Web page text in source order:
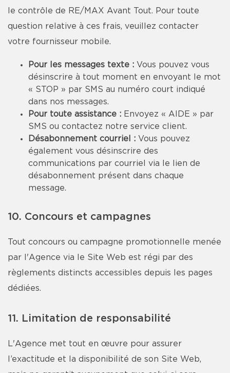
le contrôle de RE/MAX Avant Tout. Pour toute
question relative à ces frais, veuillez contacter
votre fournisseur mobile.
Pour les messages texte : Vous pouvez vous
désinscrire à tout moment en envoyant le mot
« STOP » par SMS au numéro court indiqué
dans nos messages.
Pour toute assistance : Envoyez « AIDE » par
SMS ou contactez notre service client.
Désabonnement courriel : Vous pouvez
également vous désinscrire des
communications par courriel via le lien de
désabonnement présent dans chaque
message.
10. Concours et campagnes
Tout concours ou campagne promotionnelle menée
par l'Agence via le Site Web est régi par des
règlements distincts accessibles depuis les pages
dédiées.
11. Limitation de responsabilité
L'Agence met tout en œuvre pour assurer
l’exactitude et la disponibilité de son Site Web,